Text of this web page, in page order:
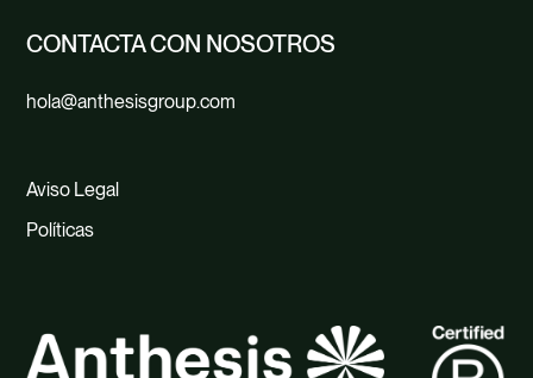
CONTACTA CON NOSOTROS
hola@anthesisgroup.com
Aviso Legal
Políticas